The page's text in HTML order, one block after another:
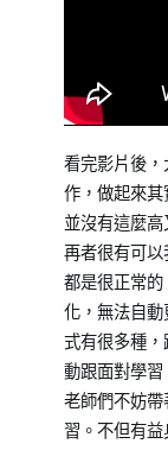
看完影片後
作，做起來
並沒有這麼高
再者很有可以
都是很正常
化，無法自
式有很多種
動跟面對學習
老師們不妨
習。不但有